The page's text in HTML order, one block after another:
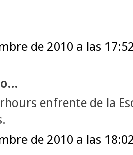
de 2010 a las
enfrente de la
de 2010 a las